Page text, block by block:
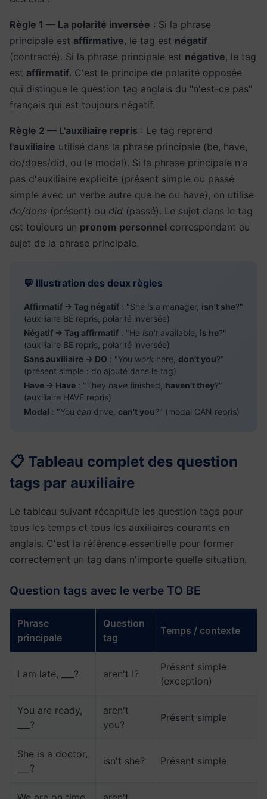
Règle 1 — La polarité inversée : Si la phrase
principale est affirmative, le tag est négatif
(contracté). Si la phrase principale est négative, le tag
est affirmatif. C'est le principe de polarité opposée
qui distingue le question tag anglais du "n'est-ce pas"
français qui est toujours négatif.
Règle 2 — L'auxiliaire repris : Le tag reprend
l'auxiliaire utilisé dans la phrase principale (be, have,
do/does/did, ou le modal). Si la phrase principale n'a
pas d'auxiliaire explicite (présent simple ou passé
simple avec un verbe autre que be ou have), on utilise
do/does (présent) ou did (passé). Le sujet dans le tag
est toujours un pronom personnel correspondant au
sujet de la phrase principale.
💬 Illustration des deux règles
Affirmatif → Tag négatif : "She is a manager, isn't she?"
(auxiliaire BE repris, polarité inversée)
Négatif → Tag affirmatif : "He isn't available, is he?"
(auxiliaire BE repris, polarité inversée)
Sans auxiliaire → DO : "You work here, don't you?"
(présent simple : do ajouté dans le tag)
Have → Have : "They have finished, haven't they?"
(auxiliaire HAVE repris)
Modal : "You can drive, can't you?" (modal CAN repris)
📋 Tableau complet des question
tags par auxiliaire
Le tableau suivant récapitule les question tags pour
tous les temps et tous les auxiliaires courants en
anglais. C'est la référence essentielle pour former
correctement un tag dans n'importe quelle situation.
Question tags avec le verbe TO BE
Phrase
principale
Question
tag
Temps / contexte
I am late, ___? aren't I?
Présent simple
(exception)
You are ready,
___?
aren't
you?
Présent simple
She is a doctor,
___?
isn't she? Présent simple